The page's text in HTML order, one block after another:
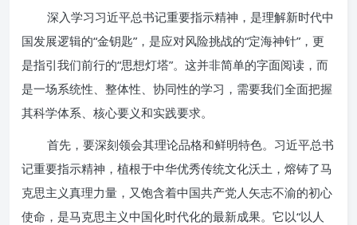
深入学习习近平总书记重要指示精神，是理解新时代中
国发展逻辑的“金钥匙”，是应对风险挑战的“定海神针”，更
是指引我们前行的“思想灯塔”。这并非简单的字面阅读，而
是一场系统性、整体性、协同性的学习，需要我们全面把握
其科学体系、核心要义和实践要求。
首先，要深刻领会其理论品格和鲜明特色。习近平总书
记重要指示精神，植根于中华优秀传统文化沃土，熔铸了马
克思主义真理力量，又饱含着中国共产党人矢志不渝的初心
使命，是马克思主义中国化时代化的最新成果。它以“以人